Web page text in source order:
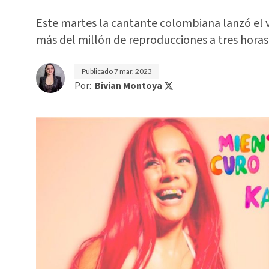
Este martes la cantante colombiana lanzó
más del millón de reproducciones a tres
Publicado7 mar. 2023
Por: Bivian Montoya